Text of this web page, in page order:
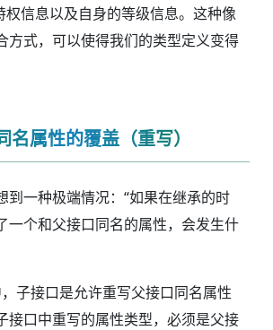
权信息以及自身的等级信息。这种像
方式，可以使得我们的类型定义变得
属性的覆盖（重写）
到一种极端情况：“如果在继承的时
一个和父接口同名的属性，会发生什
子接口是允许重写父接口同名属性
接口中重写的属性类型，必须是父接